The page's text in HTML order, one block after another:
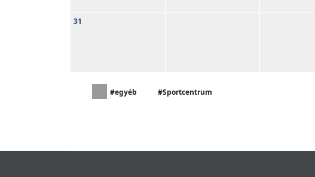
31
#egyéb #Sportcentrum